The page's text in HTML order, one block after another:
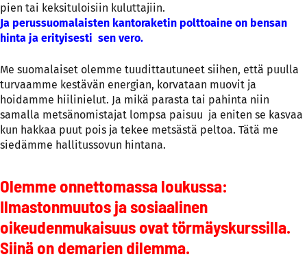
pien tai keksituloisiin kuluttajiin.
Ja perussuomalaisten kantoraketin polttoaine on bensan
hinta ja erityisesti sen vero.
Me suomalaiset olemme tuudittautuneet siihen, että puulla
turvaamme kestävän energian, korvataan muovit ja
hoidamme hiilinielut. Ja mikä parasta tai pahinta niin
samalla metsänomistajat lompsa paisuu ja eniten se kasvaa
kun hakkaa puut pois ja tekee metsästä peltoa. Tätä me
siedämme hallitussovun hintana.
Olemme onnettomassa loukussa:
Ilmastonmuutos ja sosiaalinen
oikeudenmukaisuus ovat törmäyskurssilla.
Siinä on demarien dilemma.